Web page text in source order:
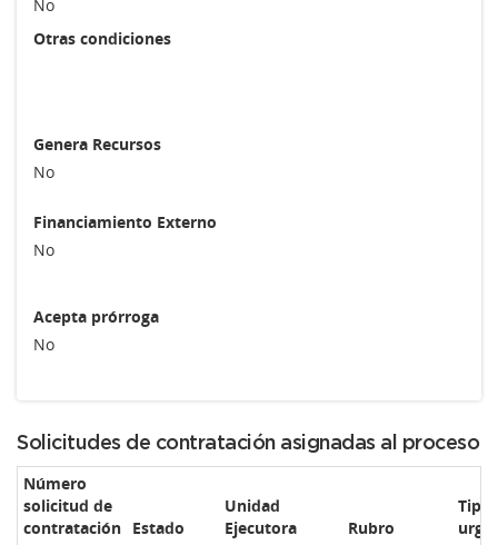
No
Otras condiciones
Genera Recursos
No
Financiamiento Externo
No
Acepta prórroga
No
Solicitudes de contratación asignadas al proceso
Número
solicitud de
contratación Estado
Unidad
Ejecutora
Rubro
Tipo